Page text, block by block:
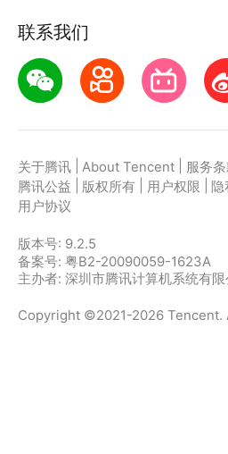
联系我们
关于腾讯 About Tencent 服务
腾讯公益
版权所有 用户权限 隐
用户协议
版本号: 9.2.5
备案号: 粤B2-20090059-1623A
主办者: 深圳市腾讯计算机系统有限
Copyright ©2021-2026 Tencent.